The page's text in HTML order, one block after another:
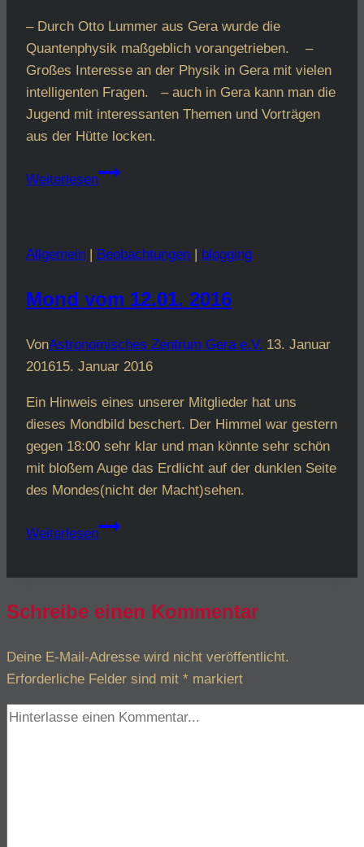
– Durch Otto Lummer aus Gera wurde die
Quantenphysik maßgeblich vorangetrieben. –
Großes Interesse an der Physik in Gera mit vielen
intelligenten Fragen. – auch in Gera kann man die
Jugend mit interessanten Themen und Vorträgen
aus der Hütte locken.
Weiterlesen
Fazit
Kolloquium
Allgemein | Beobachtungen | blogging
Mond vom 12.01. 2016
VonAstronomisches Zentrum Gera e.V. 13. Januar
201615. Januar 2016
Ein Hinweis eines unserer Mitglieder hat uns
dieses Mondbild beschert. Der Himmel war gestern
gegen 18:00 sehr klar und man könnte sehr schön
mit bloßem Auge das Erdlicht auf der dunklen Seite
des Mondes(nicht der Macht)sehen.
Weiterlesen
Mond
Schreibe einen Kommentar
Deine E-Mail-Adresse wird nicht veröffentlicht.
Erforderliche Felder sind mit * markiert